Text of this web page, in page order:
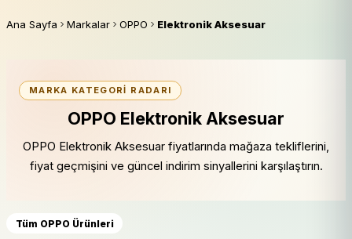
Ana Sayfa Markalar OPPO Elektronik Aksesuar
MARKA KATEGORI RADARI
OPPO Elektronik Aksesuar
OPPO Elektronik Aksesuar fiyatlarında mağaza tekliflerini,
fiyat geçmişini ve güncel indirim sinyallerini karşılaştırın.
Tüm OPPO Ürünleri